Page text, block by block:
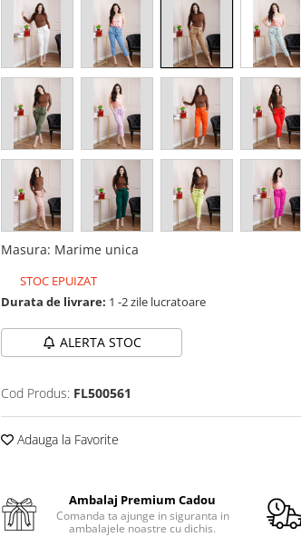
Masura: Marime unica
STOC EPUIZAT
Durata de livrare: 1 -2 zile lucratoare
ALERTA STOC
Cod Produs: FL500561
Adauga la Favorite
Ambalaj Premium Cadou
Comanda ta ajunge in siguranta in
ambalajele noastre cu dichis.